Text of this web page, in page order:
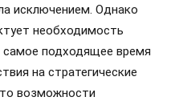
исключением. Однако
необходимость
самое подходящее время
на стратегические
возможности